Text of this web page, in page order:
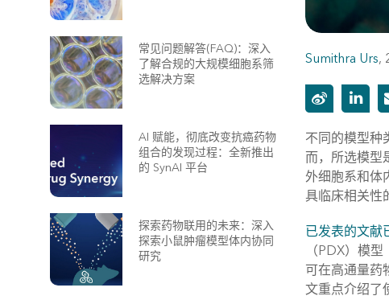
Sumithra Urs,
不同的模型种
而，所选模型
外细胞系和体
具临床相关性
已发表的文献
（PDX）模
可在高通量药
文重点介绍了
常见问题解答(FAQ)：深入
了解合规的大规模细胞系筛
选解决方案
AI 赋能，彻底改变抗癌药物
组合的发现过程：全新推出
的 SynAI 平台
探索药物联用的未来：深入
探索小鼠肿瘤模型体内协同
研究